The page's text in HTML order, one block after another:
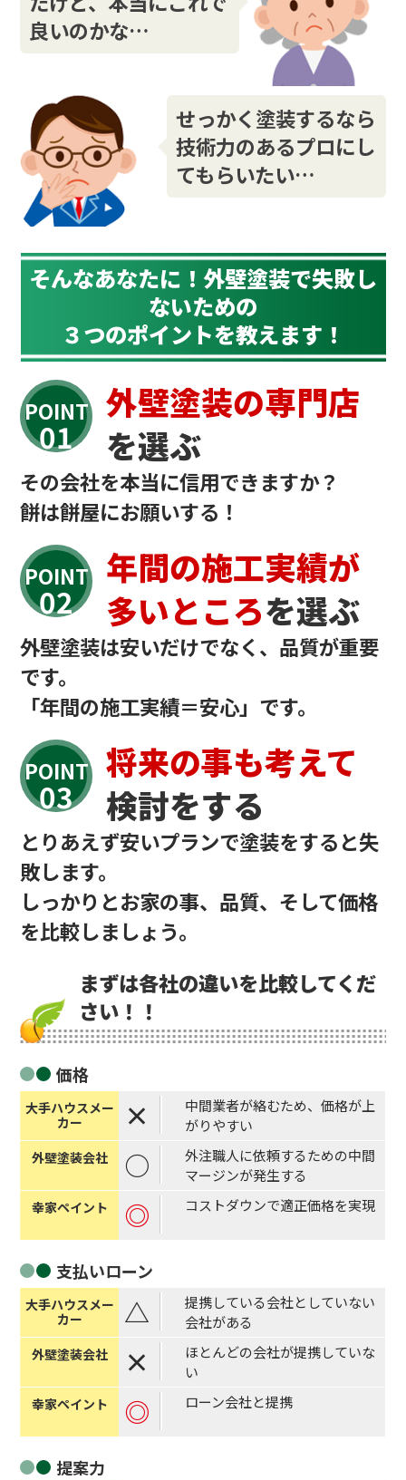
良いのかな…
せっかく塗装するなら
技術力のあるプロにし
てもらいたい…
そんなあなたに！外壁塗装で失敗し
ないための
３つのポイントを教えます！
POINT
外壁塗装の専門店
を選ぶ
その会社を本当に信用できますか？
餅は餅屋にお願いする！
POINT
年間の施工実績が
多いところを選ぶ
外壁塗装は安いだけでなく、品質が重要
です。
「年間の施工実績＝安心」です。
POINT
将来の事も考えて
検討をする
とりあえず安いプランで塗装をすると失
敗します。
しっかりとお家の事、品質、そして価格
を比較しましょう。
まずは各社の違いを比較してくだ
さい！！
価格
×
中間業者が絡むため、価格が上
がりやすい
○
外注職人に依頼するための中間
マージンが発生する
◎ コストダウンで適正価格を実現
支払いローン
△
提携している会社としていない
会社がある
×
ほとんどの会社が提携していな
い
◎ ローン会社と提携
提案力